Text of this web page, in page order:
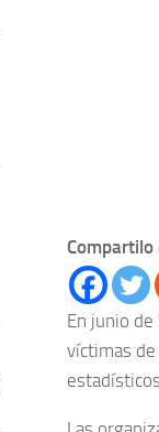
Compartilo
En junio
víctimas